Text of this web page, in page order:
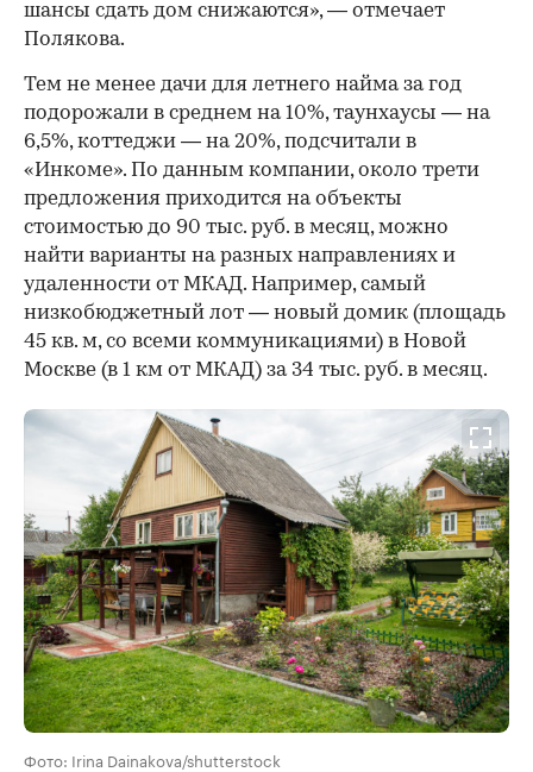
шансы сдать дом снижаются», — отмечает
Полякова.
Тем не менее дачи для летнего найма за год
подорожали в среднем на 10%, таунхаусы — на
6,5%, коттеджи — на 20%, подсчитали в
«Инкоме». По данным компании, около трети
предложения приходится на объекты
стоимостью до 90 тыс. руб. в месяц, можно
найти варианты на разных направлениях и
удаленности от МКАД. Например, самый
низкобюджетный лот — новый домик (площадь
45 кв. м, со всеми коммуникациями) в Новой
Москве (в 1 км от МКАД) за 34 тыс. руб. в месяц.
Фото: Irina Dainakova/shutterstock